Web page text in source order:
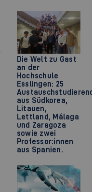
Die Welt zu Gast
an der
Hochschule
Esslingen: 25
aus Südkorea,
Litauen,
Lettland, Málaga
und Zaragoza
sowie zwei
Professor:innen
aus Spanien.